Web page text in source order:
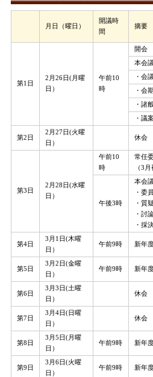
月日（曜日）
開議時
間
摘要
第1日
2月26日(月曜
日）
午前10
時
開会
本会
・会
・会
・諸
・議
第2日
2月27日(火曜
日）
休会
第3日
2月28日(水曜
日）
午前10
時
常任
（3
午後3時
本会
・委
・質疑
・討
・採
第4日
3月1日(木曜
日）
午前9時 新年
第5日
3月2日(金曜
日）
午前9時 新年
第6日
3月3日(土曜
日）
休会
第7日
3月4日(日曜
日）
休会
第8日
3月5日(月曜
日）
午前9時 新年
第9日
3月6日(火曜
日）
午前9時 新年